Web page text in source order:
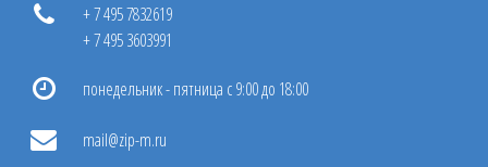
+ 7 495 7832619
+ 7 495 3603991
понедельник - пятница с 9:00 до 18:00
mail@zip-m.ru